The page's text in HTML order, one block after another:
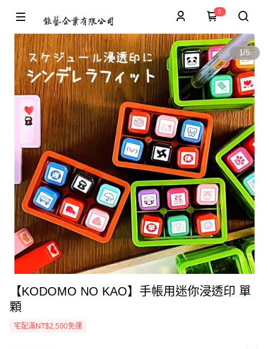
0
1/5
【KODOMO NO KAO】手帳用迷你浸透印 單
顆
宅配滿NT$2,500免運